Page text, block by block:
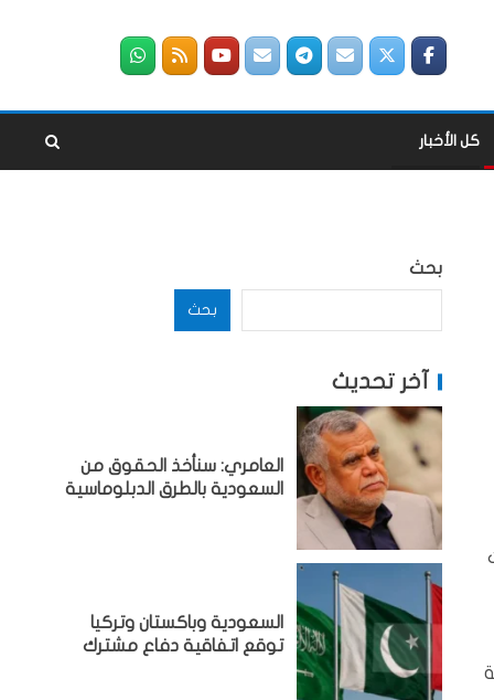
كل الأخبار
بحث
بحث
آخر تحديث
العامري: سنأخذ الحقوق من
السعودية بالطرق الدبلوماسية
السعودية وباكستان وتركيا
توقع اتفاقية دفاع مشترك